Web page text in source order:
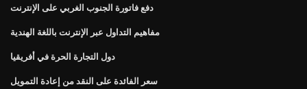
دفع فاتورة الجنوب الغربي على الإنترنت
مفاهيم التداول عبر الإنترنت باللغة الهندية
دول التجارة الحرة في أفريقيا
سعر الفائدة على النقد من إعادة التمويل